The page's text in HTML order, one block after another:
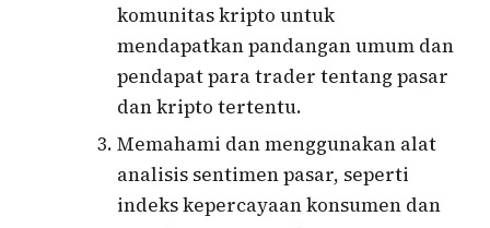
komunitas kripto untuk
mendapatkan pandangan umum dan
pendapat para trader tentang pasar
dan kripto tertentu.
Memahami dan menggunakan alat
analisis sentimen pasar, seperti
indeks kepercayaan konsumen dan